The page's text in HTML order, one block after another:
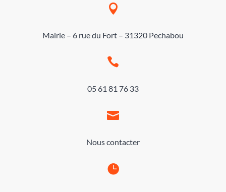

Mairie – 6 rue du Fort – 31320 Pechabou

05 61 81 76 33

Nous contacter
